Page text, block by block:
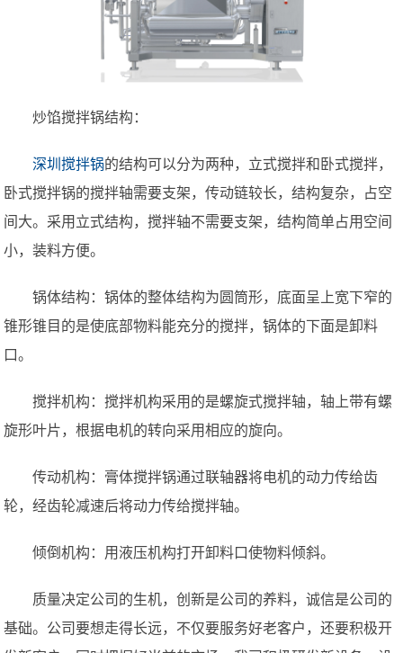
炒馅搅拌锅结构：
深圳搅拌锅的结构可以分为两种，立式搅拌和卧式搅拌，
卧式搅拌锅的搅拌轴需要支架，传动链较长，结构复杂，占空
间大。采用立式结构，搅拌轴不需要支架，结构简单占用空间
小，装料方便。
锅体结构：锅体的整体结构为圆筒形，底面呈上宽下窄的
锥形锥目的是使底部物料能充分的搅拌，锅体的下面是卸料
口。
搅拌机构：搅拌机构采用的是螺旋式搅拌轴，轴上带有螺
旋形叶片，根据电机的转向采用相应的旋向。
传动机构：膏体搅拌锅通过联轴器将电机的动力传给齿
轮，经齿轮减速后将动力传给搅拌轴。
倾倒机构：用液压机构打开卸料口使物料倾斜。
质量决定公司的生机，创新是公司的养料，诚信是公司的
基础。公司要想走得长远，不仅要服务好老客户，还要积极开